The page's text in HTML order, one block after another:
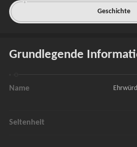
Geschichte
Grundlegende
Name
Seltenheit